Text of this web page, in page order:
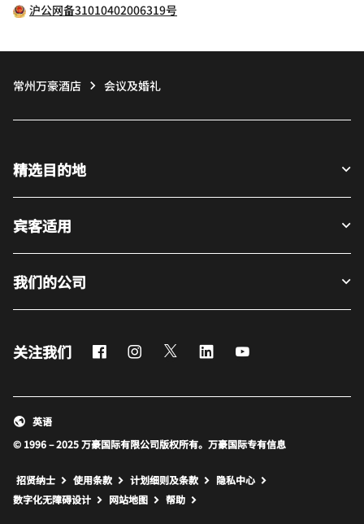
沪公网备31010402006319号
常州万豪酒店 会议及婚礼
精选目的地
宾客适用
我们的公司
关注我们 FacebookInstagram
Twitter LinkedIn
© 1996 – 2025 万豪国际有限公司版权所有。万豪国际专有信息
英语
招贤纳士 使用条款 计划细则及条款
隐私中心
数字化无障碍设计
网站地图 打开新窗口
帮助